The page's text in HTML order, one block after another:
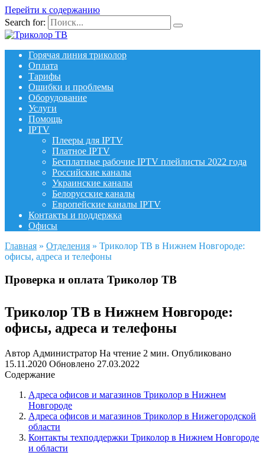
Перейти к содержанию
Search for:
Горячая линия триколор
Оплата
Тарифы
Ошибки и проблемы
Оборудование
Услуги
Помощь
IPTV
Плееры для IPTV
Платное IPTV
Бесплатные рабочие IPTV плейлисты 2022 года
Российские каналы
Украинские каналы
Белорусские каналы
Европейские каналы IPTV
Контакты и поддержка
Офисы
Главная » Отделения » Триколор ТВ в Нижнем Новгороде:
офисы, адреса и телефоны
Проверка и оплата Триколор ТВ
Триколор ТВ в Нижнем Новгороде:
офисы, адреса и телефоны
Автор Администратор На чтение 2 мин. Опубликовано
15.11.2020 Обновлено 27.03.2022
Содержание
Адреса офисов и магазинов Триколор в Нижнем
Новгороде
Адреса офисов и магазинов Триколор в Нижегородской
области
Контакты техподдержки Триколор в Нижнем Новгороде
и области